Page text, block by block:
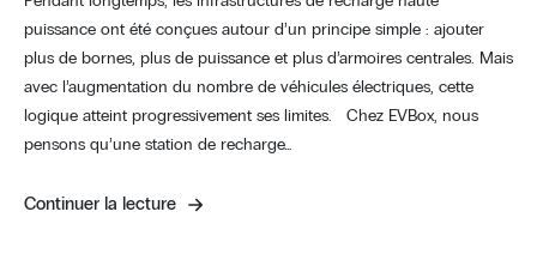
puissance ont été conçues autour d’un principe simple : ajouter
plus de bornes, plus de puissance et plus d’armoires centrales. Mais
avec l’augmentation du nombre de véhicules électriques, cette
logique atteint progressivement ses limites. Chez EVBox, nous
pensons qu’une station de recharge…
Continuer la lecture